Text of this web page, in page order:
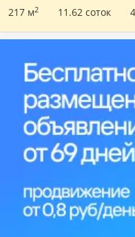
217 м2 11.62 соток